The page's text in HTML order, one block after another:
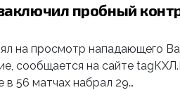
пробный
на просмотр нападающего
сообщается на сайте
56 матчах набрал 29…